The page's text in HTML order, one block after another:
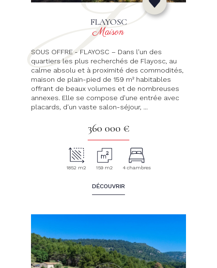
FLAYOSC
Maison
SOUS OFFRE - FLAYOSC – Dans l'un des
quartiers les plus recherchés de Flayosc, au
calme absolu et à proximité des commodités,
maison de plain-pied de 159 m² habitables
offrant de beaux volumes et de nombreuses
annexes. Elle se compose d'une entrée avec
placards, d'un vaste salon-séjour, ...
360 000 €
1852 m2 159 m2 4 chambres
DÉCOUVRIR